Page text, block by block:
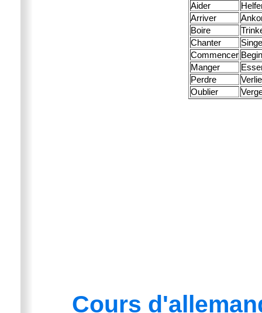
Aider
Arriver
Boire
Chanter
Commencer
Manger
Perdre
Oublier
Cours